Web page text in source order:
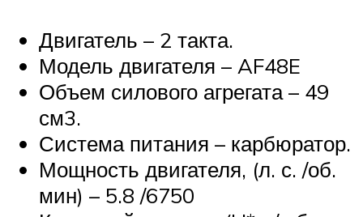
Двигатель – 2 такта.
Модель двигателя – AF48E
Объем силового агрегата – 49
см3.
Система питания – карбюратор.
Мощность двигателя, (л. с. /об.
мин) – 5.8 /6750